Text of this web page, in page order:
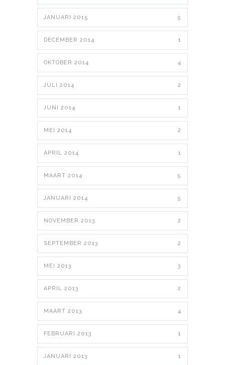
JANUARI 2015 5
DECEMBER 2014 1
OKTOBER 2014 4
JULI 2014 2
JUNI 2014 1
MEI 2014 2
APRIL 2014 1
MAART 2014 5
JANUARI 2014 5
NOVEMBER 2013 2
SEPTEMBER 2013 2
MEI 2013 3
APRIL 2013 2
MAART 2013 4
FEBRUARI 2013 1
JANUARI 2013 1